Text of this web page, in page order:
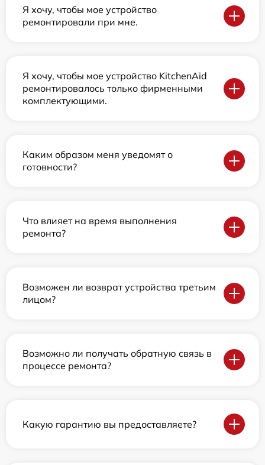
Я хочу, чтобы мое устройство
ремонтировали при мне.
Я хочу, чтобы мое устройство KitchenAid
ремонтировалось только фирменными
комплектующими.
Каким образом меня уведомят о
готовности?
Что влияет на время выполнения
ремонта?
Возможен ли возврат устройства третьим
лицом?
Возможно ли получать обратную связь в
процессе ремонта?
Какую гарантию вы предоставляете?